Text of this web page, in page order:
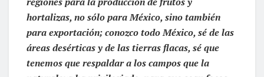
regiones para la producción de frutos y
hortalizas, no sólo para México, sino también
para exportación; conozco todo México, sé de las
áreas desérticas y de las tierras flacas, sé que
tenemos que respaldar a los campos que la